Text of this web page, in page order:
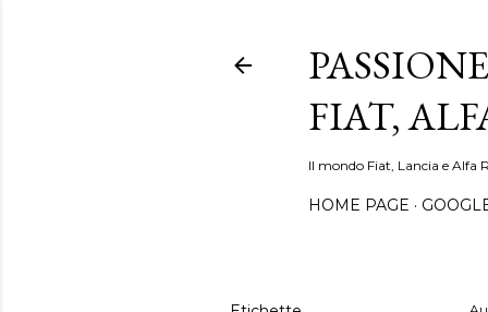
FIAT,
Il mondo Fiat, Lancia e
HOME PAGE